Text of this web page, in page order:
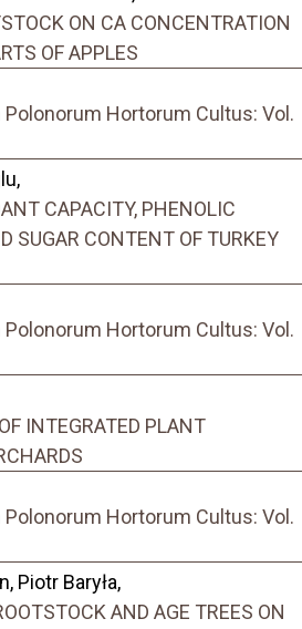
ON CA CONCENTRATION
OF APPLES
Hortorum Cultus: Vol.
CAPACITY, PHENOLIC
SUGAR CONTENT OF TURKEY
Hortorum Cultus: Vol.
INTEGRATED PLANT
Hortorum Cultus: Vol.
Piotr Baryła,
AND AGE TREES ON